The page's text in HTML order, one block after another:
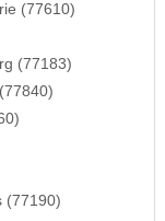
(77610)
(77183)
(77190)